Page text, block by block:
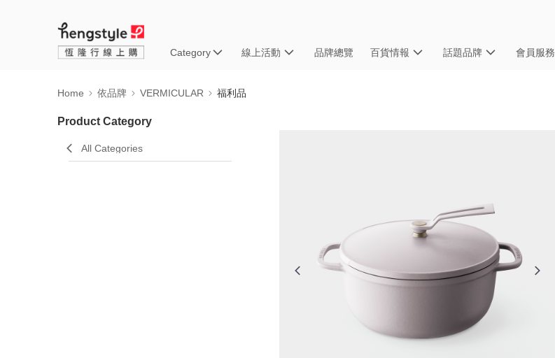
Category 線上活動 品牌總覽 百貨情報 話題品牌 會員服務
Home 依品牌 VERMICULAR 福利品
Product Category
All Categories